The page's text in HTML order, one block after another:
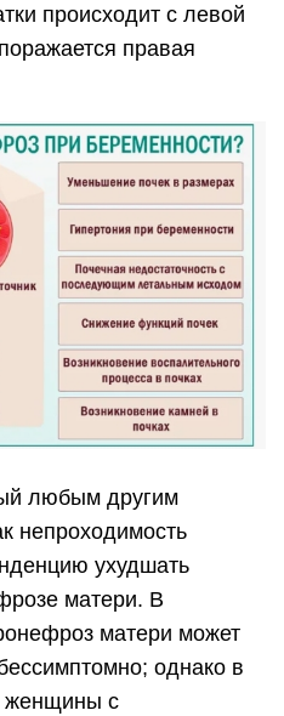
происходит с левой
правая
любым другим
непроходимость
ухудшать
матери. В
матери может
однако в
женщины с